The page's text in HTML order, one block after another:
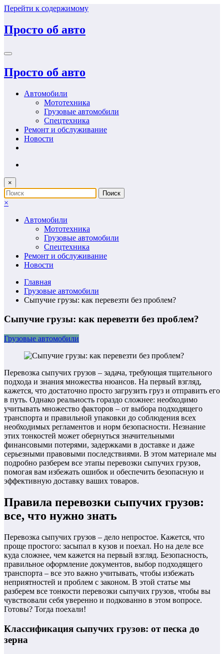
Перейти к содержимому
Просто об авто
Просто об авто
Автомобили
Мототехника
Грузовые автомобили
Спецтехника
Ремонт и обслуживание
Новости
×
×
Автомобили
Мототехника
Грузовые автомобили
Спецтехника
Ремонт и обслуживание
Новости
Главная
Грузовые автомобили
Сыпучие грузы: как перевезти без проблем?
Сыпучие грузы: как перевезти без проблем?
Грузовые автомобили
Перевозка сыпучих грузов – задача, требующая тщательного
подхода и знания множества нюансов. На первый взгляд,
кажется, что достаточно просто загрузить груз и отправить его
в путь. Однако реальность гораздо сложнее: необходимо
учитывать множество факторов – от выбора подходящего
транспорта и правильной упаковки до соблюдения всех
необходимых регламентов и норм безопасности. Незнание
этих тонкостей может обернуться значительными
финансовыми потерями, задержками в доставке и даже
серьезными правовыми последствиями. В этом материале мы
подробно разберем все этапы перевозки сыпучих грузов,
помогая вам избежать ошибок и обеспечить безопасную и
эффективную доставку ваших товаров.
Правила перевозки сыпучих грузов:
все, что нужно знать
Перевозка сыпучих грузов – дело непростое. Кажется, что
проще простого: засыпал в кузов и поехал. Но на деле все
куда сложнее, чем кажется на первый взгляд. Безопасность,
правильное оформление документов, выбор подходящего
транспорта – все это важно учитывать, чтобы избежать
неприятностей и проблем с законом. В этой статье мы
разберем все тонкости перевозки сыпучих грузов, чтобы вы
чувствовали себя уверенно и подкованно в этом вопросе.
Готовы? Тогда поехали!
Классификация сыпучих грузов: от песка до
зерна